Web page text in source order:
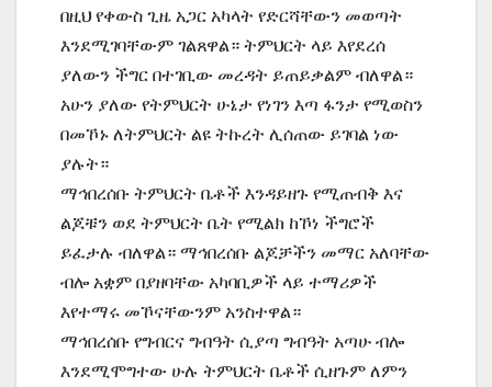
በዚህ የቀውስ ጊዜ አጋር አካላት የድርሻቸውን መወጣት
እንደሚገባቸውም ገልጸዋል። ትምህርት ላይ እየደረሰ
ያለውን ችግር በተገቢው መረዳት ይጠይቃልም ብለዋል።
አሁን ያለው የትምህርት ሁኔታ የነገን እጣ ፋንታ የሚወስን
በመኾኑ ለትምህርት ልዩ ትኩረት ሊሰጠው ይገባል ነው
ያሉት።
ማኅበረሰቡ ትምህርት ቤቶች እንዳይዘጉ የሚጠብቅ እና
ልጆቹን ወደ ትምህርት ቤት የሚልክ ከኾነ ችግሮች
ይፈታሉ ብለዋል። ማኅበረሰቡ ልጆቻችን መማር አለባቸው
ብሎ አቋም በያዘባቸው አካባቢዎች ላይ ተማሪዎች
እየተማሩ መኾናቸውንም አንስተዋል።
ማኅበረሰቡ የግብርና ግብዓት ሲያጣ ግብዓት አጣሁ ብሎ
እንደሚሞግተው ሁሉ ትምህርት ቤቶች ሲዘጉም ለምን